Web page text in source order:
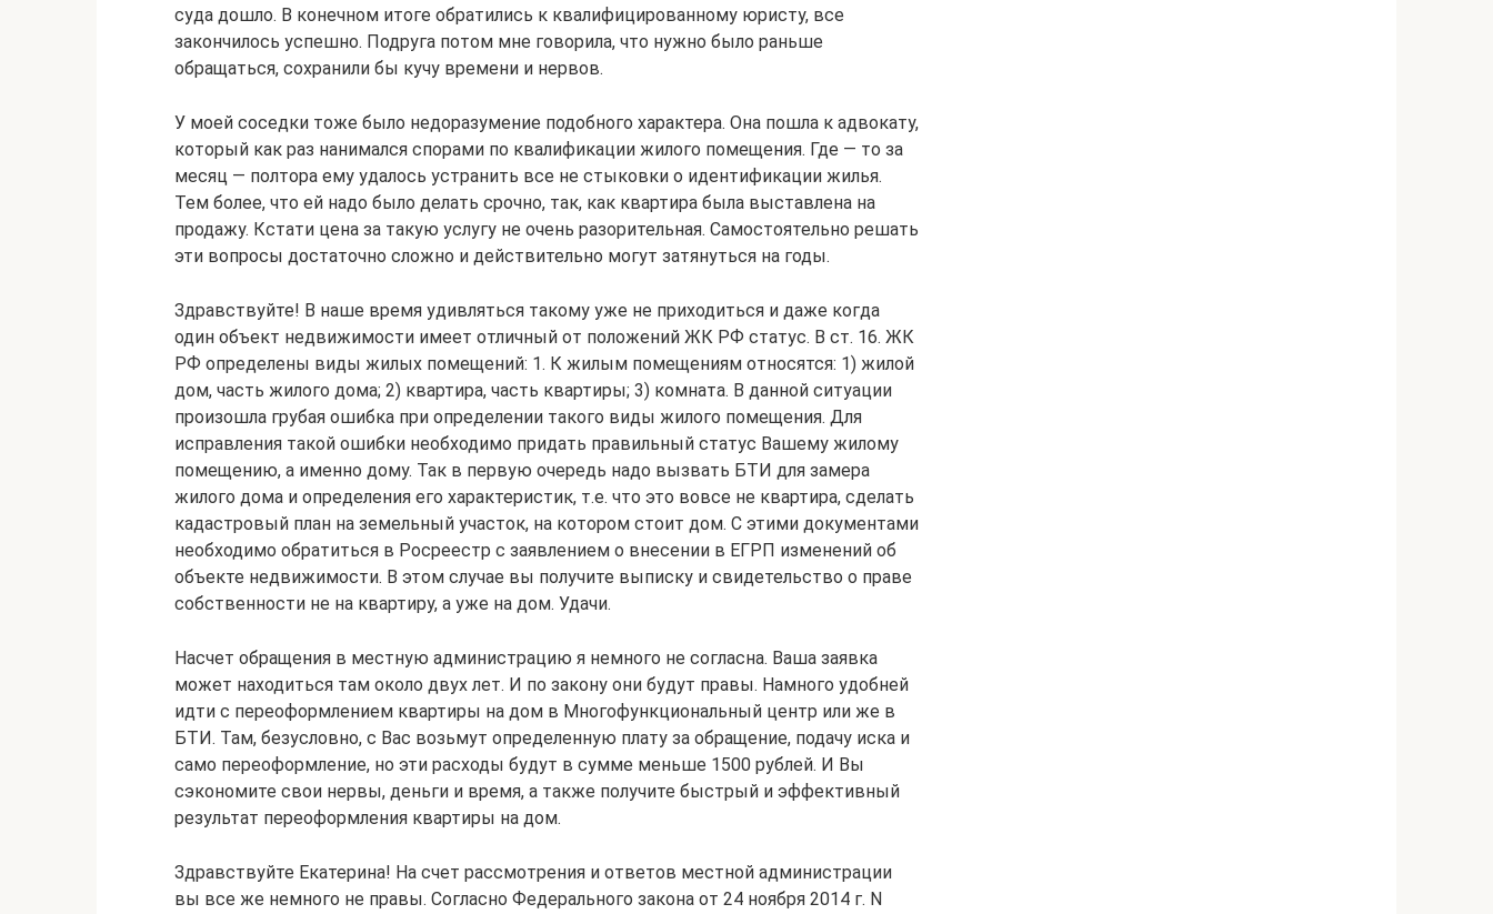
суда дошло. В конечном итоге обратились к квалифицированному юристу, все
закончилось успешно. Подруга потом мне говорила, что нужно было раньше
обращаться, сохранили бы кучу времени и нервов.
У моей соседки тоже было недоразумение подобного характера. Она пошла к адвокату,
который как раз нанимался спорами по квалификации жилого помещения. Где — то за
месяц — полтора ему удалось устранить все не стыковки о идентификации жилья.
Тем более, что ей надо было делать срочно, так, как квартира была выставлена на
продажу. Кстати цена за такую услугу не очень разорительная. Самостоятельно решать
эти вопросы достаточно сложно и действительно могут затянуться на годы.
Здравствуйте! В наше время удивляться такому уже не приходиться и даже когда
один объект недвижимости имеет отличный от положений ЖК РФ статус. В ст. 16. ЖК
РФ определены виды жилых помещений: 1. К жилым помещениям относятся: 1) жилой
дом, часть жилого дома; 2) квартира, часть квартиры; 3) комната. В данной ситуации
произошла грубая ошибка при определении такого виды жилого помещения. Для
исправления такой ошибки необходимо придать правильный статус Вашему жилому
помещению, а именно дому. Так в первую очередь надо вызвать БТИ для замера
жилого дома и определения его характеристик, т.е. что это вовсе не квартира, сделать
кадастровый план на земельный участок, на котором стоит дом. С этими документами
необходимо обратиться в Росреестр с заявлением о внесении в ЕГРП изменений об
объекте недвижимости. В этом случае вы получите выписку и свидетельство о праве
собственности не на квартиру, а уже на дом. Удачи.
Насчет обращения в местную администрацию я немного не согласна. Ваша заявка
может находиться там около двух лет. И по закону они будут правы. Намного удобней
идти с переоформлением квартиры на дом в Многофункциональный центр или же в
БТИ. Там, безусловно, с Вас возьмут определенную плату за обращение, подачу иска и
само переоформление, но эти расходы будут в сумме меньше 1500 рублей. И Вы
сэкономите свои нервы, деньги и время, а также получите быстрый и эффективный
результат переоформления квартиры на дом.
Здравствуйте Екатерина! На счет рассмотрения и ответов местной администрации
вы все же немного не правы. Согласно Федерального закона от 24 ноября 2014 г. N